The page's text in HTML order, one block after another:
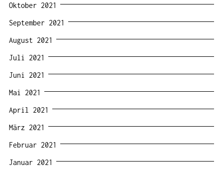
Oktober 2021
September 2021
August 2021
Juli 2021
Juni 2021
Mai 2021
April 2021
März 2021
Februar 2021
Januar 2021